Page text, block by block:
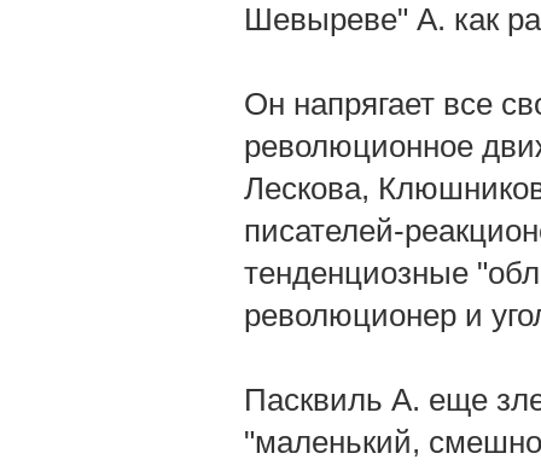
Шевыреве" А. как
Он напрягает все
революционное
Лескова,
писателей-
тенденциозные
революционер и
Пасквиль А. еще
"маленький,